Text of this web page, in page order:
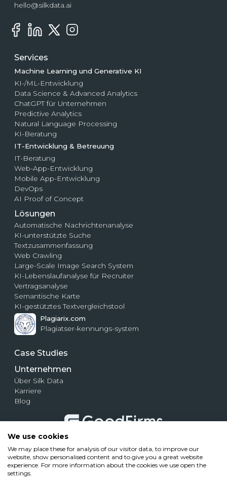
hello@silkdata.ai
Services
Machine Learning und Generative KI
KI-/ML-Entwicklung
Data Science & Advanced Analytics
ChatGPT für Unternehmen
Predictive Analytics
Natural Language Processing
KI-Beratung
IT-Entwicklung & Betreuung
IT-Beratung
Web-App-Entwicklung
Mobile App-Entwicklung
DevOps
AI Proof of Concept
Lösungen
Automatische Nachrichtenanalyse
KI-unterstützte Suche
Textzusammenfassung
Web Crawling
Large-Scale Image Search System
KI-Lebenslaufanalyse für Recruiter
Vertragsanalyse
Semantische Karte
KI-gestütztes Textvergleichstool
Plagiarix.com
Plagiatser-kennungs-system
Case Studies
Unternehmen
Über Silk Data
Karriere
Blog
We use cookies
We may place these for analysis of our visitor data, to improve our
website, show personalised content and to give you a great website
experience. For more information about the cookies we use open the
settings.